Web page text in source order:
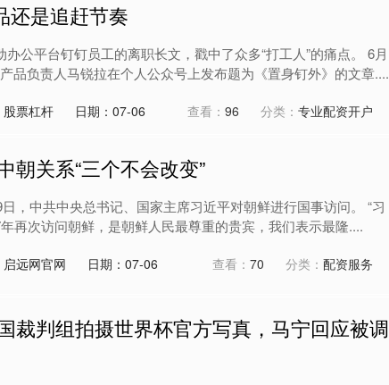
还是追赶节奏
公平台钉钉员工的离职长文，戳中了众多“打工人”的痛点。 6月
品负责人马锐拉在个人公众号上发布题为《置身钉外》的文章....
票杠杆 日期：07-06 查看： 96 分类： 专业配资开户
朝关系“三个不会改变”
，中共中央总书记、国家主席习近平对朝鲜进行国事访问。 “习
再次访问朝鲜，是朝鲜人民最尊重的贵宾，我们表示最隆....
远网官网 日期：07-06 查看： 70 分类： 配资服务
裁判组拍摄世界杯官方写真，马宁回应被调